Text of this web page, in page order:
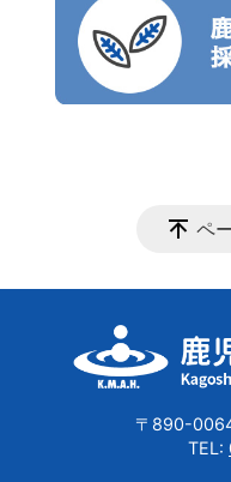
ペ
〒890-
TEL: